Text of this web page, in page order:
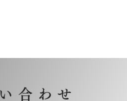
合わせ